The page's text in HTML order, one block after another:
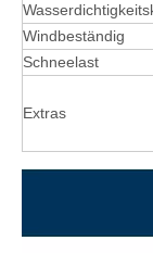
Windbeständig
Schneelast
Extras